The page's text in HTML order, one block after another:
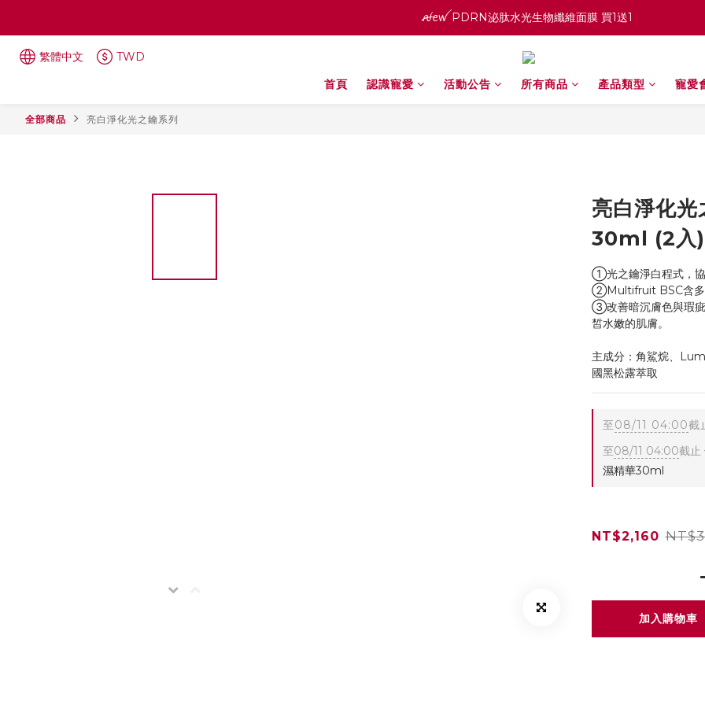
ꫛꫀꪝ PDRN泌肽水光生物纖維面膜 買1送1
寵愛之名官網會員招募中 ♡ 八月消費紅利加倍送
高效全能精華系列 買１送１
ꫛꫀꪝ PDRN泌肽水光生物纖維面膜 買1送1
繁體中文
TWD
首頁
認識寵愛 活動公告 所有商品 產品類型 寵愛
全部商品 亮白淨化光之鑰系列
亮白淨化光
30ml (2入)
①光之鑰淨白程式，協
②Multifruit BSC含多
③改善暗沉膚色與瑕疵
皙水嫩的肌膚。
主成分：角鯊烷、
國黑松露萃取
至08/11 04:00截
至08/11 04:00截止
濕精華30ml
NT$2,160
加入購物車